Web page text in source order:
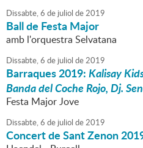
Dissabte,6 de juliol de2019
Ball de Festa Major
amb l'orquestra Selvatana
Dissabte,6 de juliol de2019
Barraques 2019:Kalisay
Banda del Coche Rojo, Dj.
Festa Major Jove
Dissabte,6 de juliol de2019
Concert de Sant Zenon